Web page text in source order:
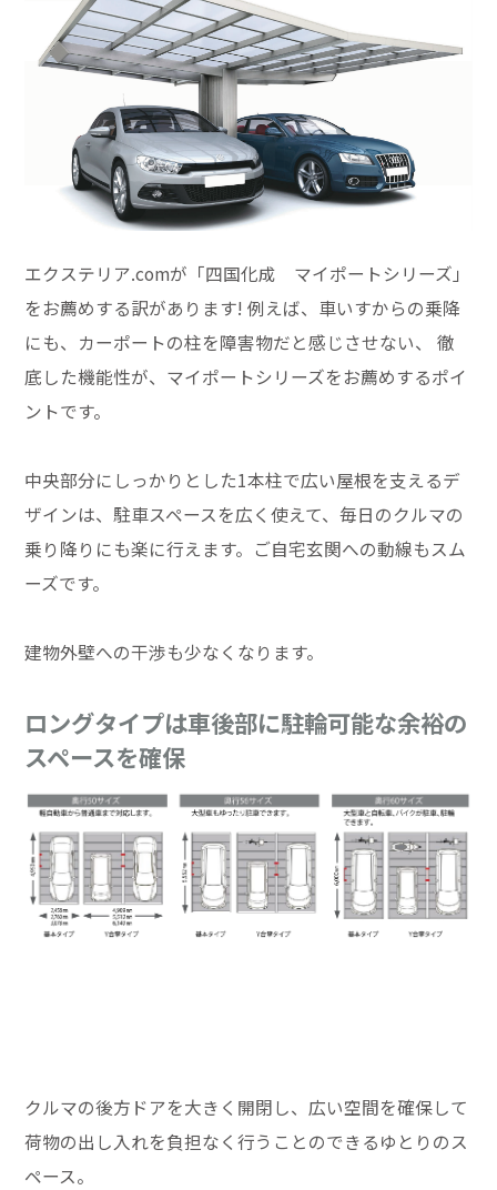
エクステリア.comが「四国化成 マイポートシリーズ」
をお薦めする訳があります! 例えば、車いすからの乗降
にも、カーポートの柱を障害物だと感じさせない、 徹
底した機能性が、マイポートシリーズをお薦めするポイ
ントです。
中央部分にしっかりとした1本柱で広い屋根を支えるデ
ザインは、駐車スペースを広く使えて、毎日のクルマの
乗り降りにも楽に行えます。ご自宅玄関への動線もスム
ーズです。
建物外壁への干渉も少なくなります。
ロングタイプは車後部に駐輪可能な余裕の
スペースを確保
クルマの後方ドアを大きく開閉し、広い空間を確保して
荷物の出し入れを負担なく行うことのできるゆとりのス
ペース。